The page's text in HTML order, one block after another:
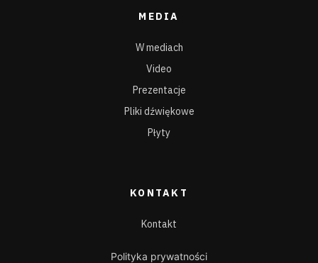
MEDIA
W mediach
Video
Prezentacje
Pliki dźwiękowe
Płyty
KONTAKT
Kontakt
Polityka prywatności